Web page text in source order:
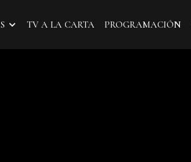
TV A LA CARTA PROGRAMACIÓN